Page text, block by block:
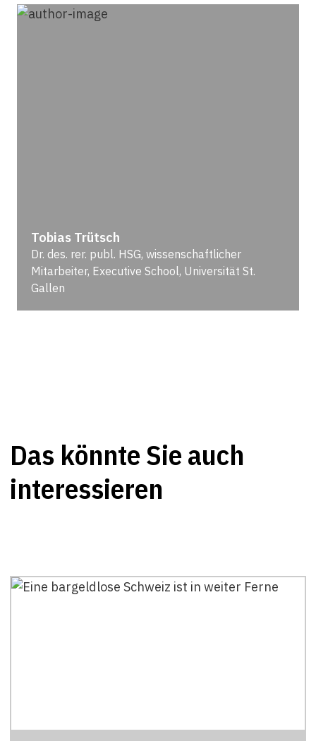
Tobias Trütsch
Dr. des. rer. publ. HSG, wissenschaftlicher
Mitarbeiter, Executive School, Universität St.
Gallen
Das könnte Sie auch
interessieren